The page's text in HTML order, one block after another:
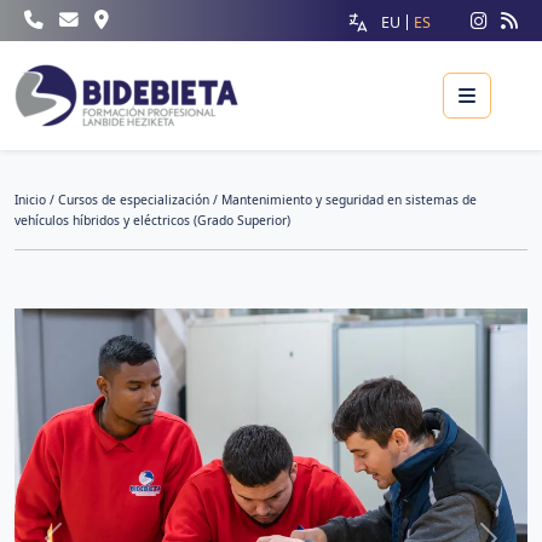
EU ES
Menu
Inicio / Cursos de especialización / Mantenimiento y seguridad en sistemas de
vehículos híbridos y eléctricos (Grado Superior)